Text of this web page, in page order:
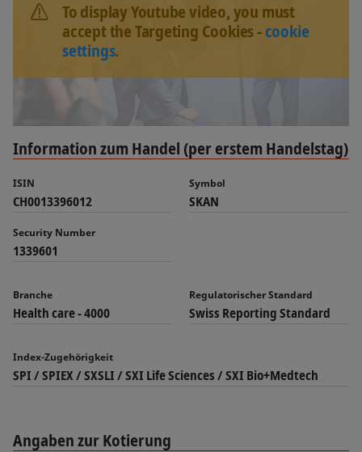
To display Youtube video, you must
accept the Targeting Cookies -cookie
settings.
Information zum Handel (per erstem Handelstag)
ISIN
CH0013396012
Symbol
SKAN
Security Number
1339601
Branche
Health care - 4000
Regulatorischer Standard
Swiss Reporting Standard
Index-Zugehörigkeit
SPI / SPIEX / SXSLI / SXI Life Sciences / SXI Bio+Medtech
Angaben zur Kotierung